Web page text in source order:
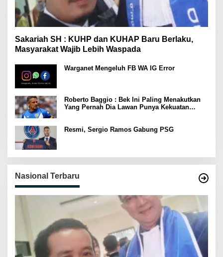
Sakariah SH : KUHP dan KUHAP Baru Berlaku,
Masyarakat Wajib Lebih Waspada
Warganet Mengeluh FB WA IG Error
Roberto Baggio : Bek Ini Paling Menakutkan
Yang Pernah Dia Lawan Punya Kekuatan
Resmi, Sergio Ramos Gabung PSG
Nasional Terbaru